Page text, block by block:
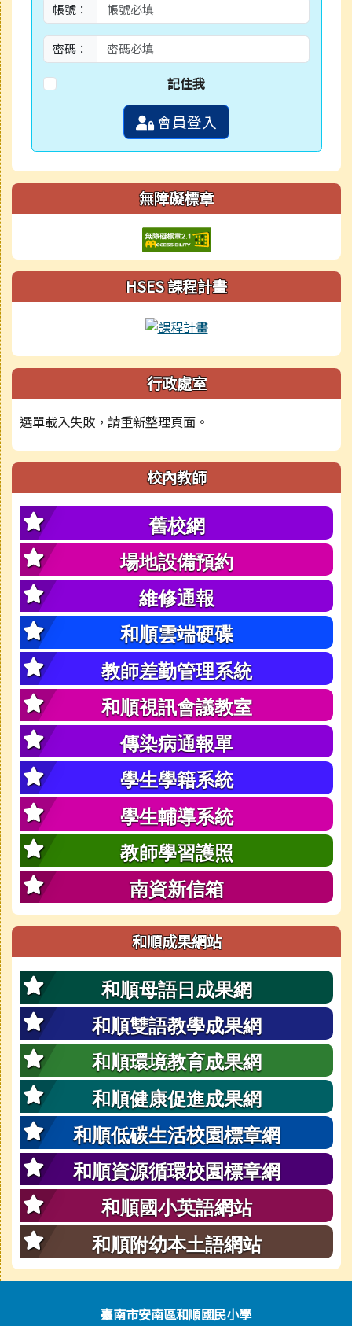
帳號：
密碼：
記住我
會員登入
無障礙標章
HSES 課程計畫
行政處室
選單載入失敗，請重新整理頁面。
校內教師
舊校網
場地設備預約
維修通報
和順雲端硬碟
教師差勤管理系統
和順視訊會議教室
傳染病通報單
學生學籍系統
學生輔導系統
教師學習護照
南資新信箱
和順成果網站
和順母語日成果網
和順雙語教學成果網
和順環境教育成果網
和順健康促進成果網
和順低碳生活校園標章網
和順資源循環校園標章網
和順國小英語網站
和順附幼本土語網站
頁尾區域內容臺南市安南區和順國民小學